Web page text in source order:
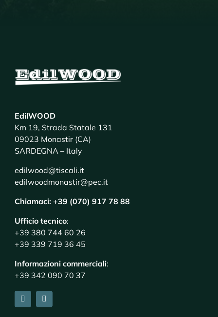
EdilWOOD
Km 19, Strada Statale 131
09023 Monastir (CA)
SARDEGNA – Italy
edilwood@tiscali.it
edilwoodmonastir@pec.it
Chiamaci: +39 (070) 917 78 88
Ufficio tecnico:
+39 380 744 60 26
+39 339 719 36 45
Informazioni commerciali:
+39 342 090 70 37